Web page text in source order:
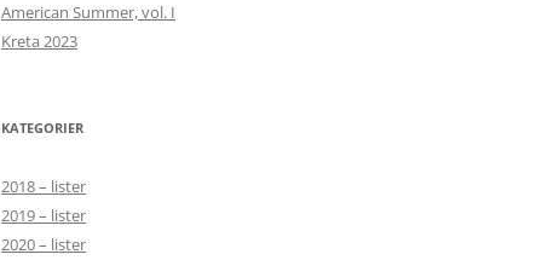
American Summer, vol. I
Kreta 2023
KATEGORIER
2018 – lister
2019 – lister
2020 – lister